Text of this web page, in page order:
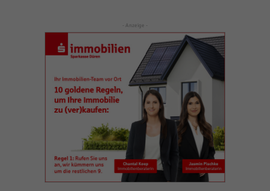
- Anzeige -